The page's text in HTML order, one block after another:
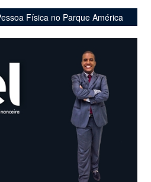
Física no Parque América